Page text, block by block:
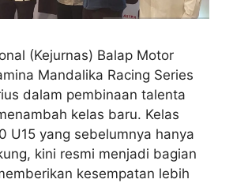
(Kejurnas) Balap Motor
Mandalika Racing Series
dalam pembinaan talenta
kelas baru. Kelas
U15 yang sebelumnya hanya
kini resmi menjadi bagian
kesempatan lebih